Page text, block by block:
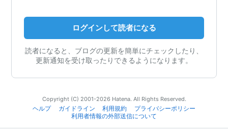
ログインして読者になる
読者になると、ブログの更新を簡単にチェックしたり、
更新通知を受け取ったりできるようになります。
Copyright (C) 2001-2026 Hatena. All Rights Reserved.
ヘルプ
ガイドライン 利用規約
プライバシーポリシー
利用者情報の外部送信について